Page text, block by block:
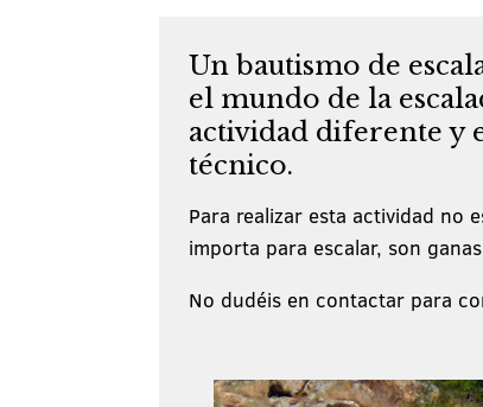
Un bautismo de
el mundo de la
actividad diferente y
técnico.
Para realizar esta actividad no
importa para escalar, son
No dudéis en contactar para